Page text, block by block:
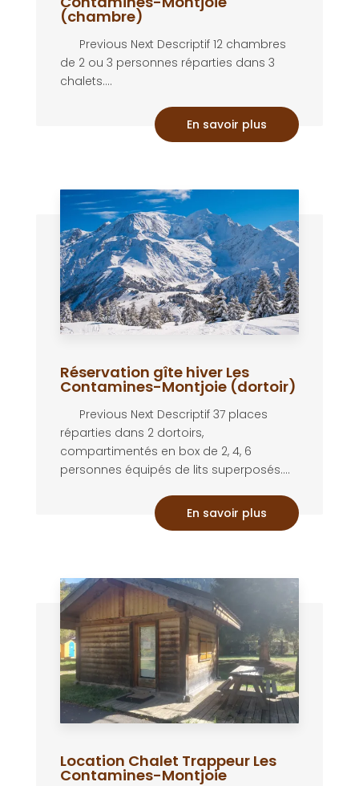
(chambre)
Previous Next Descriptif 12 chambres
de 2 ou 3 personnes réparties dans 3
chalets....
En savoir plus
Réservation gîte hiver Les
Contamines-Montjoie (dortoir)
Previous Next Descriptif 37 places
réparties dans 2 dortoirs,
compartimentés en box de 2, 4, 6
personnes équipés de lits superposés....
En savoir plus
Location Chalet Trappeur Les
Contamines-Montjoie